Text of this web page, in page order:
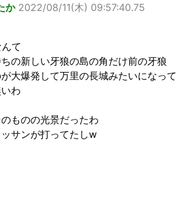
か 2022/08/11(木) 09:57:40.75
て
の新しい牙狼の島の角だけ前の牙狼
大爆発して万里の長城みたいになって
わ
ものの光景だったわ
サンが打ってたしw